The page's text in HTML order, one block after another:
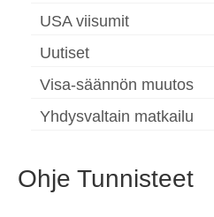
USA viisumit
Uutiset
Visa-säännön muutos
Yhdysvaltain matkailu
Ohje Tunnisteet